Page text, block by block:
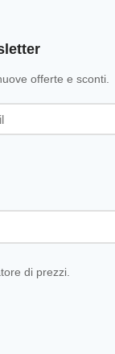
offerte e sconti.
di prezzi.